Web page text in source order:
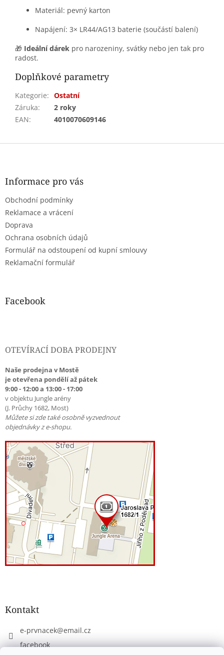
Materiál: pevný karton
Napájení: 3× LR44/AG13 baterie (součástí balení)
🎁 Ideální dárek pro narozeniny, svátky nebo jen tak pro
radost.
Doplňkové parametry
Kategorie: Ostatní
Záruka:
2 roky
EAN: 4010070609146
Z
Informace pro vás
Obchodní podmínky
Reklamace a vrácení
Doprava
Ochrana osobních údajů
Formulář na odstoupení od kupní smlouvy
Reklamační formulář
Facebook
OTEVÍRACÍ DOBA PRODEJNY
Naše prodejna v Mostě
je otevřena pondělí až pátek
9:00 - 12:00 a 13:00 - 17:00
v objektu Jungle arény
(J. Průchy 1682, Most)
Můžete si zde také osobně vyzvednout
objednávky z e-shopu.
Kontakt
e-prvnacek@email.cz
facebook